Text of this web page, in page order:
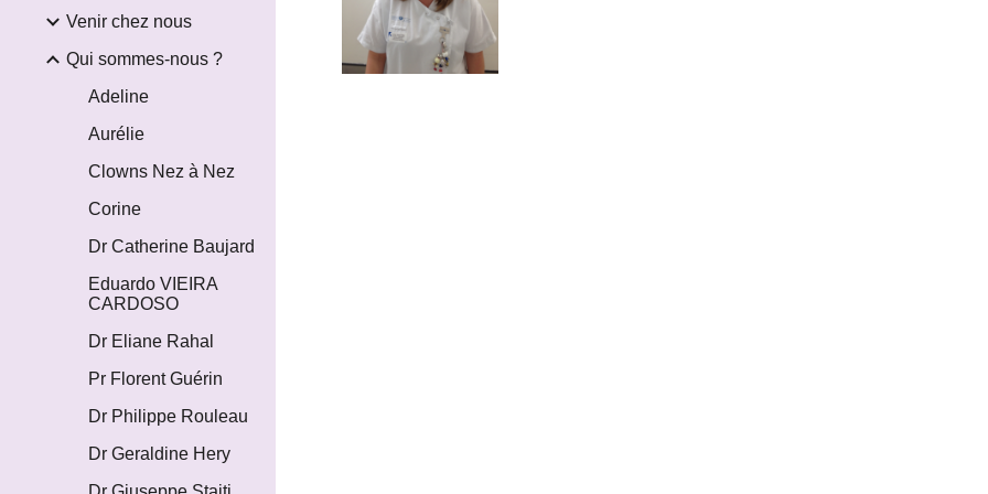
Venir chez nous
Qui sommes-nous ?
Adeline
Aurélie
Clowns Nez à Nez
Corine
Dr Catherine Baujard
Eduardo VIEIRA
CARDOSO
Dr Eliane Rahal
Pr Florent Guérin
Dr Philippe Rouleau
Dr Geraldine Hery